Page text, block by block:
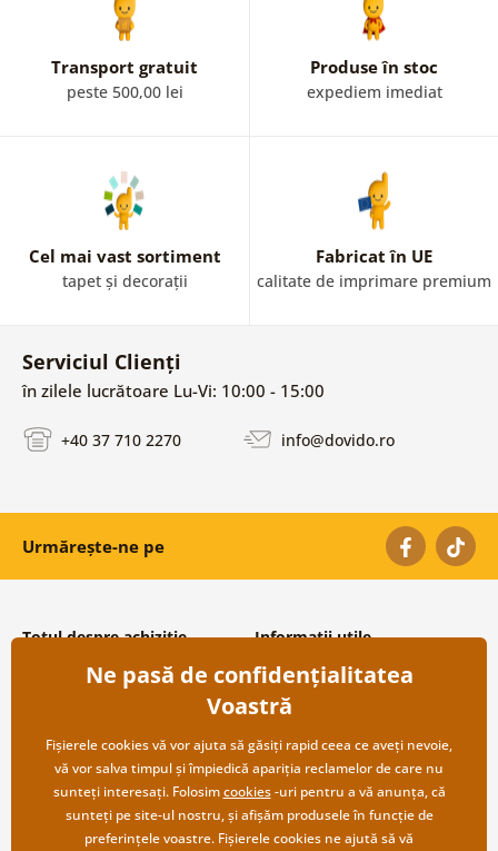
Transport gratuit
peste 500,00 lei
Produse în stoc
expediem imediat
Cel mai vast sortiment
tapet și decorații
Fabricat în UE
calitate de imprimare premium
Serviciul Clienți
în zilele lucrătoare Lu-Vi: 10:00 - 15:00
+40 37 710 2270 info@dovido.ro
Urmărește-ne pe
Totul despre achiziție
Condiții și termeni generali
Protecția datelor personale
Transport și modalități de plată
Returnare
Informații utile
Despre noi
Întrebări frecvente
Contacte
Cooperare angro
Ne pasă de confidențialitatea
Voastră
Fișierele cookies vă vor ajuta să găsiți rapid ceea ce aveți nevoie,
vă vor salva timpul și împiedică apariția reclamelor de care nu
sunteți interesați. Folosimcookies-uri pentru a vă anunța, că
sunteți pe site-ul nostru, și afișăm produsele în funcție de
preferințele voastre. Fișierele cookies ne ajută să vă